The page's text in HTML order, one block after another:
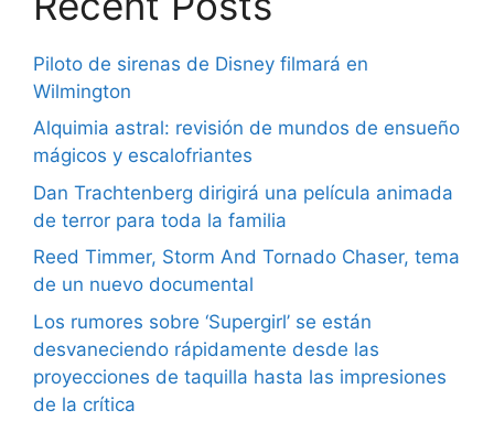
Piloto de sirenas de Disney filmará en
Wilmington
Alquimia astral: revisión de mundos de ensueño
mágicos y escalofriantes
Dan Trachtenberg dirigirá una película animada
de terror para toda la familia
Reed Timmer, Storm And Tornado Chaser, tema
de un nuevo documental
Los rumores sobre ‘Supergirl’ se están
desvaneciendo rápidamente desde las
proyecciones de taquilla hasta las impresiones
de la crítica